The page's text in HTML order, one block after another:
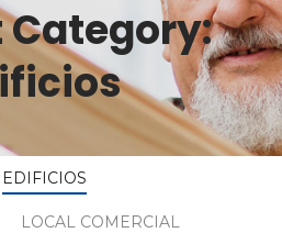
Category:
EDIFICIOS
LOCAL COMERCIAL